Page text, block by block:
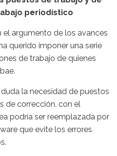
periodístico
el argumento de los avances
querido imponer una serie
de trabajo de quienes
la necesidad de puestos
de corrección, con el
podría ser reemplazada por
que evite los errores